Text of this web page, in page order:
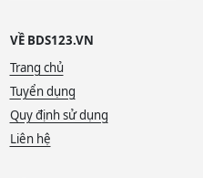
VỀ BDS123.VN
Trang chủ
Tuyển dụng
Quy định sử dụng
Liên hệ